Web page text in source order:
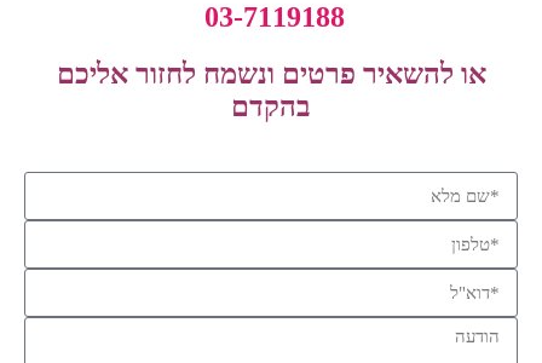
03-7119188
או להשאיר פרטים ונשמח לחזור אליכם
בהקדם